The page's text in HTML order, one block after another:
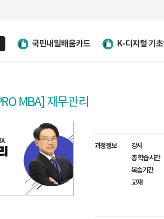
국민내일배움카드 K-디지털 기
MBA] 재무관리
과정정보 강사
총 학습시간
복습기간
교재